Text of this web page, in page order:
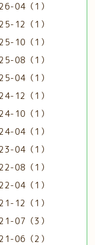
04（1）
12（1）
10（1）
08（1）
04（1）
12（1）
10（1）
04（1）
04（1）
08（1）
04（1）
12（1）
07（3）
06（2）